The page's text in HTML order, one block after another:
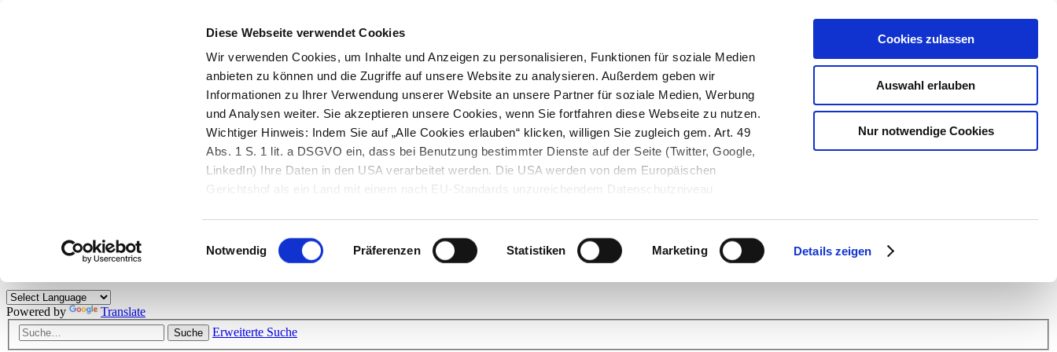
Diese Webseite verwendet Cookies
Wir verwenden Cookies, um Inhalte und Anzeigen zu personalisieren, Funktionen für soziale Medien
anbieten zu können und die Zugriffe auf unsere Website zu analysieren. Außerdem geben wir
Informationen zu Ihrer Verwendung unserer Website an unsere Partner für soziale Medien, Werbung
und Analysen weiter. Sie akzeptieren unsere Cookies, wenn Sie fortfahren diese Webseite zu nutzen.
Wichtiger Hinweis: Indem Sie auf „Alle Cookies erlauben“ klicken, willigen Sie zugleich gem. Art. 49
Abs. 1 S. 1 lit. a DSGVO ein, dass bei Benutzung bestimmter Dienste auf der Seite (Twitter, Google,
LinkedIn) Ihre Daten in den USA verarbeitet werden. Die USA werden von dem Europäischen
Gerichtshof als ein Land mit einem nach EU-Standards unzureichendem Datenschutzniveau
Einwilligungsauswahl
Notwendig Präferenzen Statistiken Marketing Details zeigen
Cookies zulassen
Auswahl erlauben
Nur notwendige Cookies
Herzlich willkommen!
Kunden viele nützliche Hilfestellungen und interessante Tipps und Tricks. Stellen Sie Ihre Fragen und helfen Sie mit Ihrem Wissen anderen weiter.
Powered by Translate
Suche Erweiterte Suche